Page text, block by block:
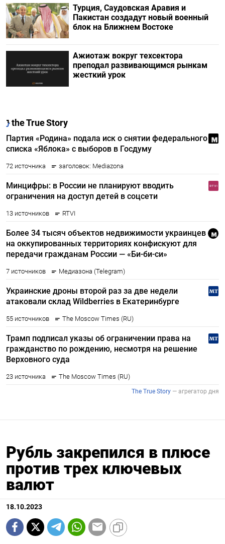
Турция, Саудовская Аравия и
Пакистан создадут новый военный
блок на Ближнем Востоке
Ажиотаж вокруг техсектора
преподал развивающимся рынкам
жесткий урок
Рубль закрепился в плюсе
против трех ключевых
валют
18.10.2023